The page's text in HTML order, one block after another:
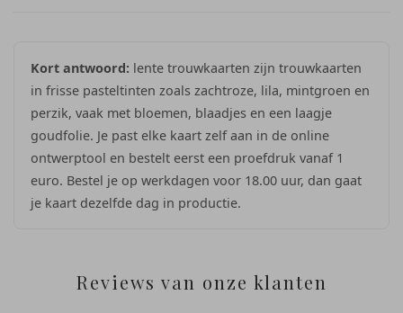
Kort antwoord: lente trouwkaarten zijn trouwkaarten
in frisse pasteltinten zoals zachtroze, lila, mintgroen en
perzik, vaak met bloemen, blaadjes en een laagje
goudfolie. Je past elke kaart zelf aan in de online
ontwerptool en bestelt eerst een proefdruk vanaf 1
euro. Bestel je op werkdagen voor 18.00 uur, dan gaat
je kaart dezelfde dag in productie.
Reviews van onze klanten